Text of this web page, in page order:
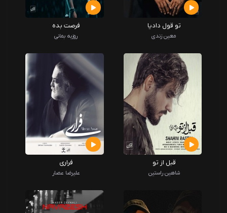
تو قول دادیا
معین زندی
فرصت بده
روزبه بمانی
قبل از تو
شاهین راستین
فراری
علیرضا عصار